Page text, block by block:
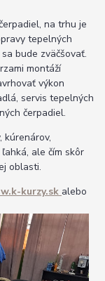
na trhu je
tepelných
bude zväčšovať.
montáží
výkon
servis tepelných
čerpadiel.
kúrenárov,
ale čím skôr
oblasti.
kurzy.sk alebo